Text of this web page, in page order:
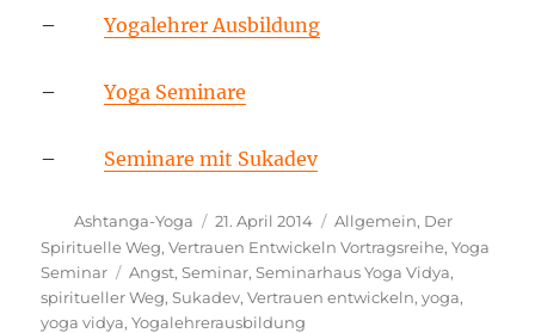
–Yogalehrer Ausbildung
–Yoga Seminare
– Seminare mit Sukadev
Autor
Ashtanga-Yoga
Veröffentlicht
am
21. April 2014 Kategorien
Allgemein, Der
Spirituelle Weg,Vertrauen Entwickeln Vortragsreihe,Yoga
Seminar
Schlagwörter
Angst,Seminar,Seminarhaus Yoga Vidya,
spiritueller Weg,Sukadev,Vertrauen entwickeln,yoga,
yoga vidya,Yogalehrerausbildung